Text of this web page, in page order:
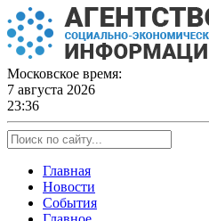
Skip
to
content
Московское время:
7 августа 2026
23:36
Главная
Новости
События